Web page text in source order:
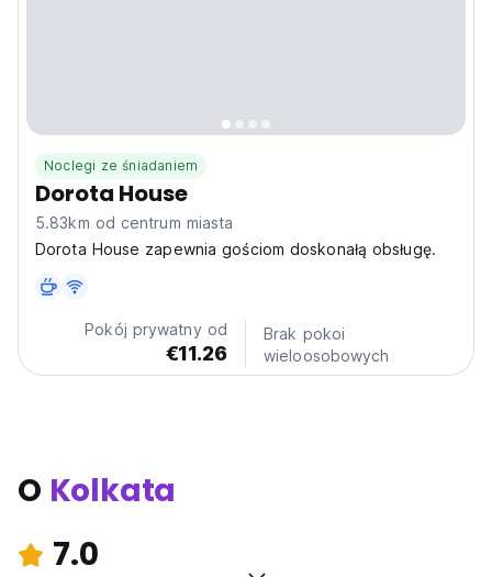
Noclegi ze śniadaniem
Dorota House
5.83km od centrum miasta
Dorota House zapewnia gościom doskonałą obsługę.
Pokój prywatny od
€11.26
Brak pokoi
wieloosobowych
O Kolkata
7.0